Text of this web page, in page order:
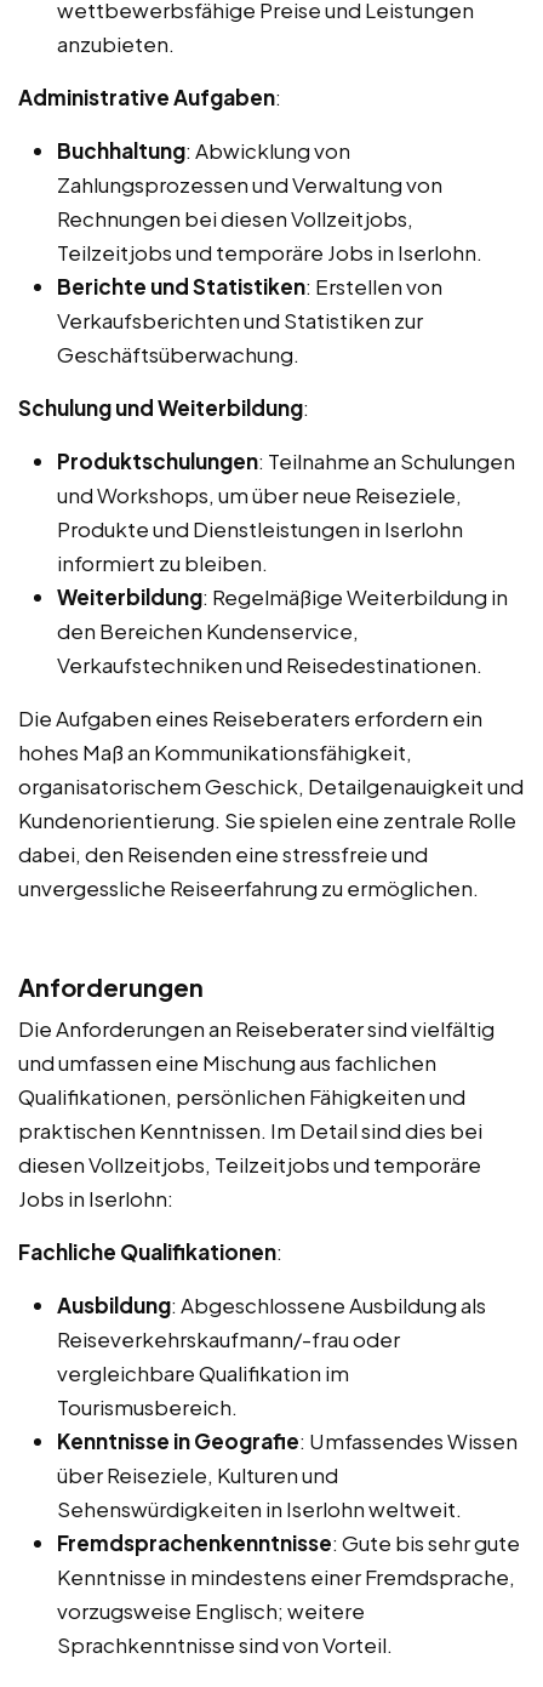
wettbewerbsfähige Preise und Leistungen
anzubieten.
Administrative Aufgaben:
Buchhaltung: Abwicklung von
Zahlungsprozessen und Verwaltung von
Rechnungen bei diesen Vollzeitjobs,
Teilzeitjobs und temporäre Jobs in Iserlohn.
Berichte und Statistiken: Erstellen von
Verkaufsberichten und Statistiken zur
Geschäftsüberwachung.
Schulung und Weiterbildung:
Produktschulungen: Teilnahme an Schulungen
und Workshops, um über neue Reiseziele,
Produkte und Dienstleistungen in Iserlohn
informiert zu bleiben.
Weiterbildung: Regelmäßige Weiterbildung in
den Bereichen Kundenservice,
Verkaufstechniken und Reisedestinationen.
Die Aufgaben eines Reiseberaters erfordern ein
hohes Maß an Kommunikationsfähigkeit,
organisatorischem Geschick, Detailgenauigkeit und
Kundenorientierung. Sie spielen eine zentrale Rolle
dabei, den Reisenden eine stressfreie und
unvergessliche Reiseerfahrung zu ermöglichen.
Anforderungen
Die Anforderungen an Reiseberater sind vielfältig
und umfassen eine Mischung aus fachlichen
Qualifikationen, persönlichen Fähigkeiten und
praktischen Kenntnissen. Im Detail sind dies bei
diesen Vollzeitjobs, Teilzeitjobs und temporäre
Jobs in Iserlohn:
Fachliche Qualifikationen:
Ausbildung: Abgeschlossene Ausbildung als
Reiseverkehrskaufmann/-frau oder
vergleichbare Qualifikation im
Tourismusbereich.
Kenntnisse in Geografie: Umfassendes Wissen
über Reiseziele, Kulturen und
Sehenswürdigkeiten in Iserlohn weltweit.
Fremdsprachenkenntnisse: Gute bis sehr gute
Kenntnisse in mindestens einer Fremdsprache,
vorzugsweise Englisch; weitere
Sprachkenntnisse sind von Vorteil.